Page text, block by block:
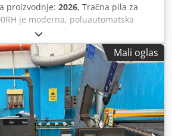
proizvodnje: 2026, Tračna pila za
je moderna, poluautomatska
za intenzivnu upotrebu u metalnoj
rezanje pod uglom od -45° do +60°,
ponovljivost i efikasnost, čak i pri
Mašina kombinuje preciznost
najvažnijih funkcija, kao što su
ruke i kontrola hidraulične stezne
mašine * Hidraulična kontrola
sa glatkom regulacijom brzine
memorije položaja ruke – automatski
Mali oglas